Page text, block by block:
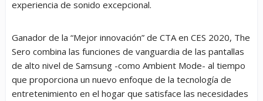
experiencia de sonido excepcional.
Ganador de la “Mejor innovación” de CTA en CES 2020, The
Sero combina las funciones de vanguardia de las pantallas
de alto nivel de Samsung -como Ambient Mode- al tiempo
que proporciona un nuevo enfoque de la tecnología de
entretenimiento en el hogar que satisface las necesidades